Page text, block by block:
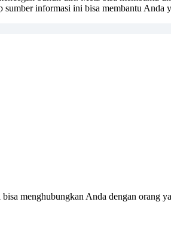
informasi ini bisa membantu Anda
menghubungkan Anda dengan orang